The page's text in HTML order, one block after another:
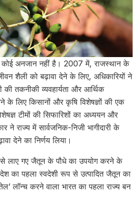
अनजान नहीं है। 2007 में, राजस्थान के
शैली को बढ़ावा देने के लिए, अधिकारियों ने
तकनीकी व्यवहार्यता और आर्थिक
के लिए किसानों और कृषि विशेषज्ञों की एक
टीमों की सिफारिशों का अध्ययन और
ने राज्य में सार्वजनिक-निजी भागीदारी के
देने का निर्णय लिया।
लाए गए जैतून के पौधे का उपयोग करने के
का पहला स्वदेशी रूप से उत्पादित जैतून का
लॉन्च करने वाला भारत का पहला राज्य बन